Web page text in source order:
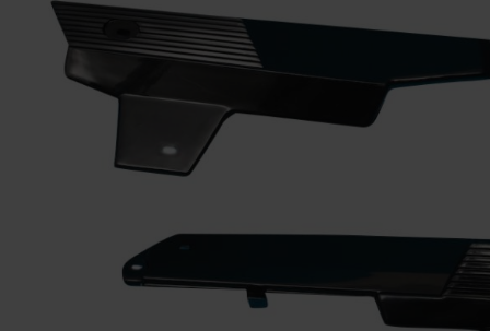
Montage/Arbetshandske
Hanvo PE304 1 par
20
Solglasögon 5
125 KR
KÖP